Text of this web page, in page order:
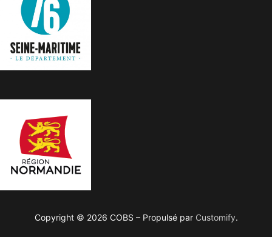
Copyright © 2026 COBS – Propulsé par Customify.